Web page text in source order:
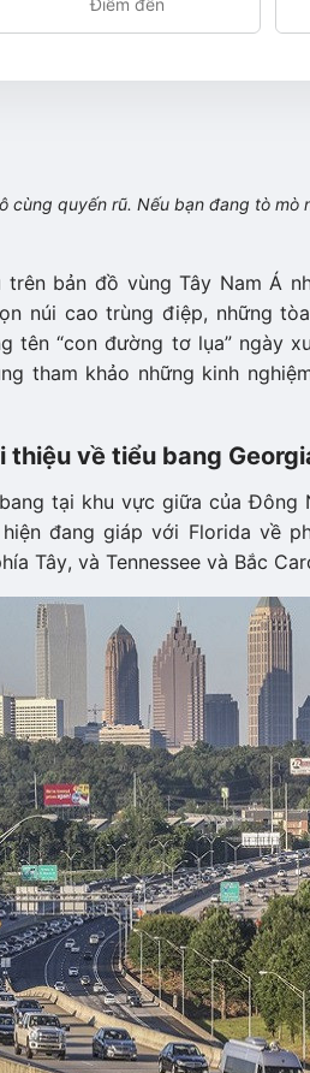
cùng quyến rũ. Nếu bạn đang tò
bản đồ vùng Tây Nam Á
núi cao trùng điệp, những
tên “con đường tơ lụa” ngày
tham khảo những kinh
thiệu về tiểu bang
tại khu vực giữa của Đông
đang giáp với Florida về
Tây, và Tennessee và Bắc